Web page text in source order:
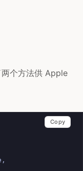
个方法供 Apple
,
Copy